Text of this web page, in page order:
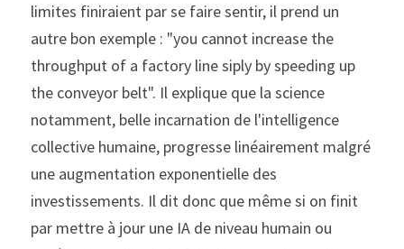
limites finiraient par se faire sentir, il prend un
autre bon exemple : "you cannot increase the
throughput of a factory line siply by speeding up
the conveyor belt". Il explique que la science
notamment, belle incarnation de l'intelligence
collective humaine, progresse linéairement malgré
une augmentation exponentielle des
investissements. Il dit donc que même si on finit
par mettre à jour une IA de niveau humain ou